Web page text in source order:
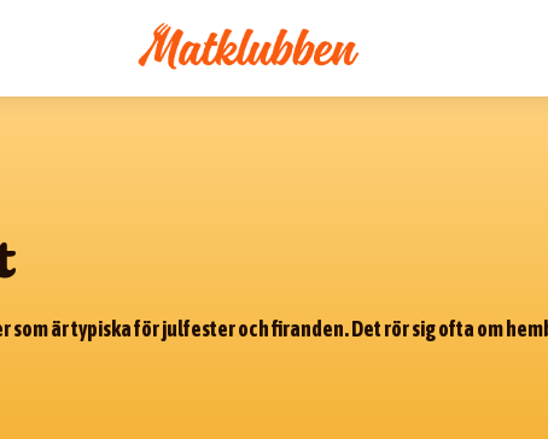
är typiska för julfester och firanden. Det rör sig ofta om